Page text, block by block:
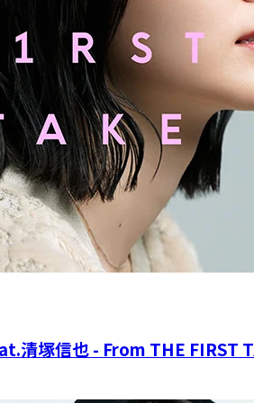
清塚信也 - From THE FIRST